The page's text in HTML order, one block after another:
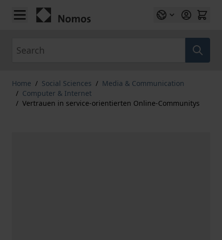
Skip to Content
Home / Social Sciences / Media & Communication
/ Computer & Internet
/ Vertrauen in service-orientierten Online-Communitys